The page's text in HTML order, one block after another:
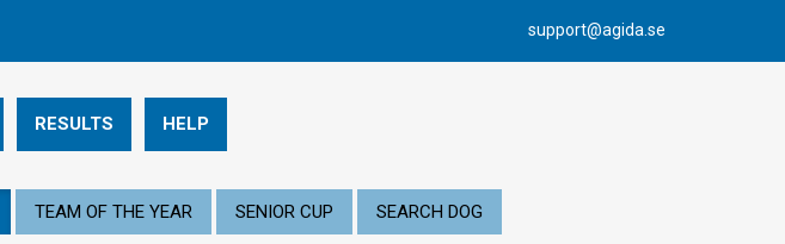
support@agida.se
RESULTS HELP
TEAM OF THE YEAR SENIOR CUP SEARCH DOG